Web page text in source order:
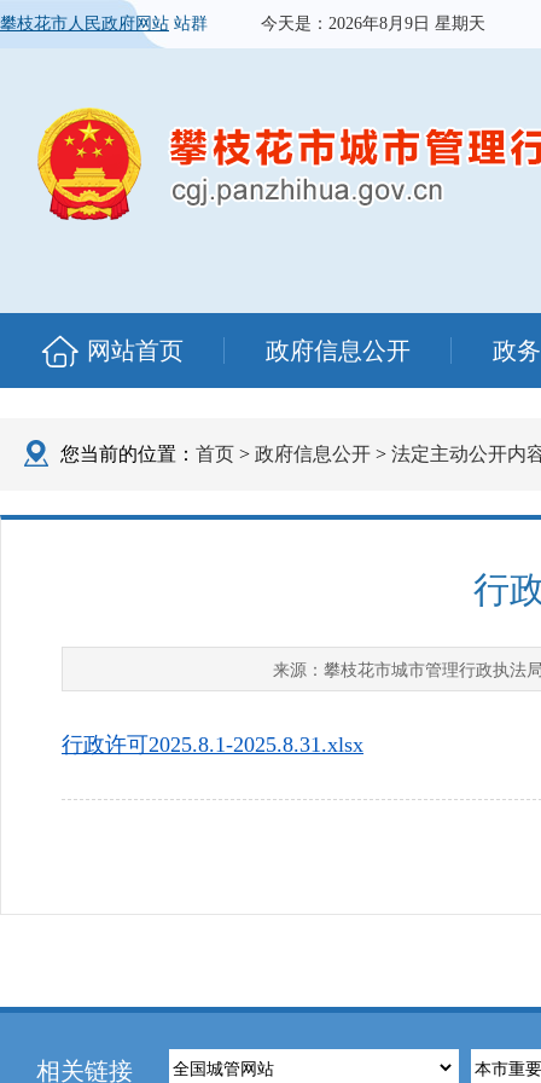
攀枝花市人民政府网站 站群 今天是： 2026年8月9日 星期天
网站首页 政府信息公开 政
您当前的位置： 首页 > 政府信息公开 > 法定主动公开内
行
来源： 攀枝花市城市管理行政执法
行政许可2025.8.1-2025.8.31.xlsx
相关链接